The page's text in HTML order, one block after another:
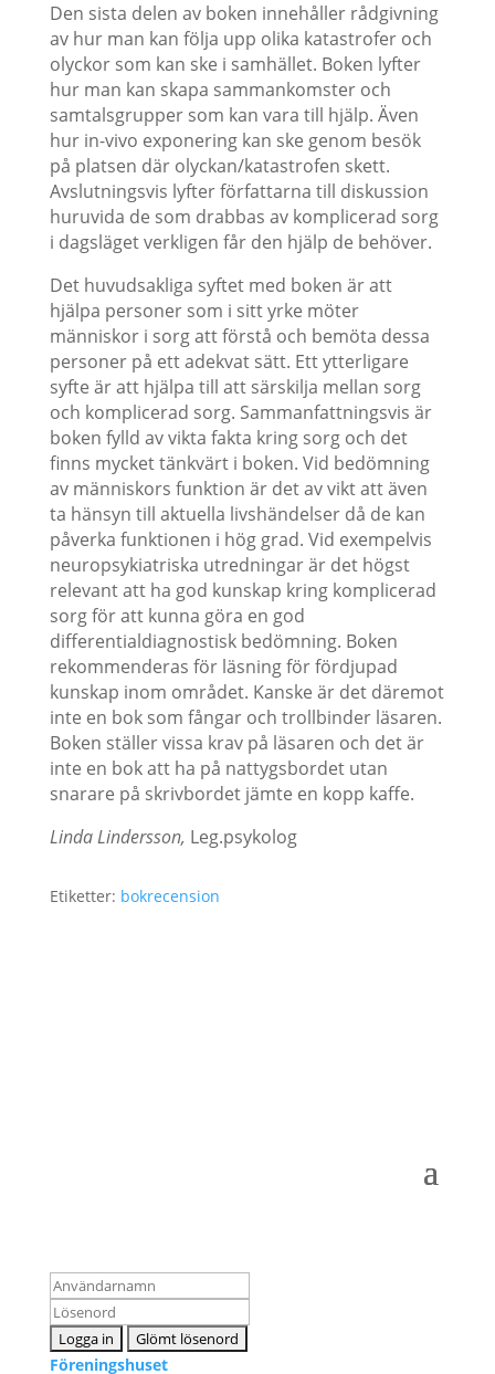
Den sista delen av boken innehåller rådgivning
av hur man kan följa upp olika katastrofer och
olyckor som kan ske i samhället. Boken lyfter
hur man kan skapa sammankomster och
samtalsgrupper som kan vara till hjälp. Även
hur in-vivo exponering kan ske genom besök
på platsen där olyckan/katastrofen skett.
Avslutningsvis lyfter författarna till diskussion
huruvida de som drabbas av komplicerad sorg
i dagsläget verkligen får den hjälp de behöver.
Det huvudsakliga syftet med boken är att
hjälpa personer som i sitt yrke möter
människor i sorg att förstå och bemöta dessa
personer på ett adekvat sätt. Ett ytterligare
syfte är att hjälpa till att särskilja mellan sorg
och komplicerad sorg. Sammanfattningsvis är
boken fylld av vikta fakta kring sorg och det
finns mycket tänkvärt i boken. Vid bedömning
av människors funktion är det av vikt att även
ta hänsyn till aktuella livshändelser då de kan
påverka funktionen i hög grad. Vid exempelvis
neuropsykiatriska utredningar är det högst
relevant att ha god kunskap kring komplicerad
sorg för att kunna göra en god
differentialdiagnostisk bedömning. Boken
rekommenderas för läsning för fördjupad
kunskap inom området. Kanske är det däremot
inte en bok som fångar och trollbinder läsaren.
Boken ställer vissa krav på läsaren och det är
inte en bok att ha på nattygsbordet utan
snarare på skrivbordet jämte en kopp kaffe.
Linda Lindersson, Leg.psykolog
Etiketter: bokrecension
Föreningshuset